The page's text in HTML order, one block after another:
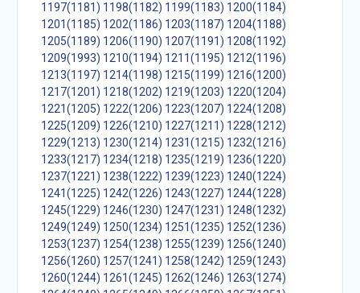
1197(1181) 1198(1182) 1199(1183) 1200(1184)
1201(1185) 1202(1186) 1203(1187) 1204(1188)
1205(1189) 1206(1190) 1207(1191) 1208(1192)
1209(1993) 1210(1194) 1211(1195) 1212(1196)
1213(1197) 1214(1198) 1215(1199) 1216(1200)
1217(1201) 1218(1202) 1219(1203) 1220(1204)
1221(1205) 1222(1206) 1223(1207) 1224(1208)
1225(1209) 1226(1210) 1227(1211) 1228(1212)
1229(1213) 1230(1214) 1231(1215) 1232(1216)
1233(1217) 1234(1218) 1235(1219) 1236(1220)
1237(1221) 1238(1222) 1239(1223) 1240(1224)
1241(1225) 1242(1226) 1243(1227) 1244(1228)
1245(1229) 1246(1230) 1247(1231) 1248(1232)
1249(1249) 1250(1234) 1251(1235) 1252(1236)
1253(1237) 1254(1238) 1255(1239) 1256(1240)
1256(1260) 1257(1241) 1258(1242) 1259(1243)
1260(1244) 1261(1245) 1262(1246) 1263(1274)